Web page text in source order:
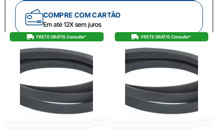
COMPRE COM CARTÃO
Em até 12X sem juros
FRETE GRÁTIS Consulte* FRETE GRÁTIS Consulte*